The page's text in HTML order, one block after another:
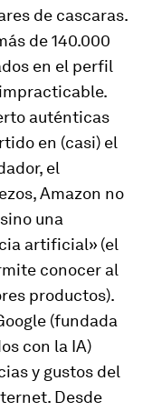
de cascaras.
de 140.000
en el perfil
auténticas
en (casi) el
el
Amazon no
una
artificial» (el
conocer al
productos).
(fundada
con la IA)
y gustos del
Desde